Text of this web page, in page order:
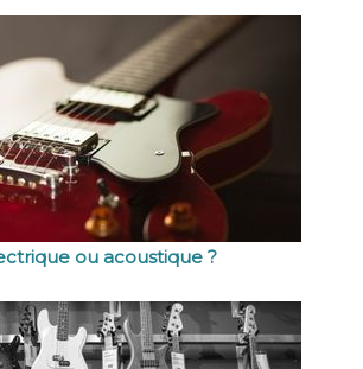
ou acoustique ?